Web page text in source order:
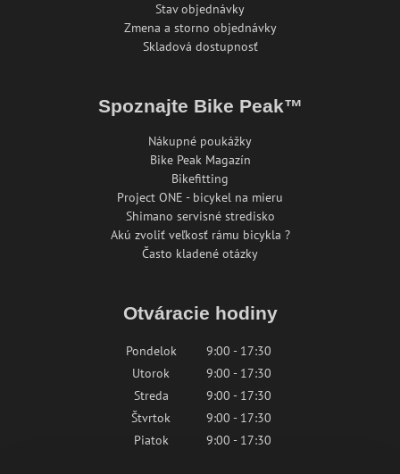
Stav objednávky
Zmena a storno objednávky
Skladová dostupnosť
Spoznajte Bike Peak™
Nákupné poukážky
Bike Peak Magazín
Bikefitting
Project ONE - bicykel na mieru
Shimano servisné stredisko
Akú zvoliť veľkosť rámu bicykla ?
Často kladené otázky
Otváracie hodiny
Pondelok
9:00 - 17:30
Utorok
9:00 - 17:30
Streda
9:00 - 17:30
Štvrtok
9:00 - 17:30
Piatok
9:00 - 17:30